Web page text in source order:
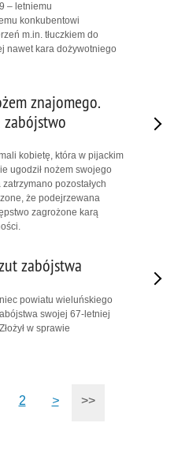
– letniemu
konkubentowi
m.in. tłuczkiem do
nawet kara dożywotniego
znajomego.
zabójstwo
kobietę, która w pijackim
ugodził nożem swojego
pozostałych
że podejrzewana
zagrożone karą
zabójstwa
powiatu wieluńskiego
swojej 67-letniej
w sprawie
2 > >>